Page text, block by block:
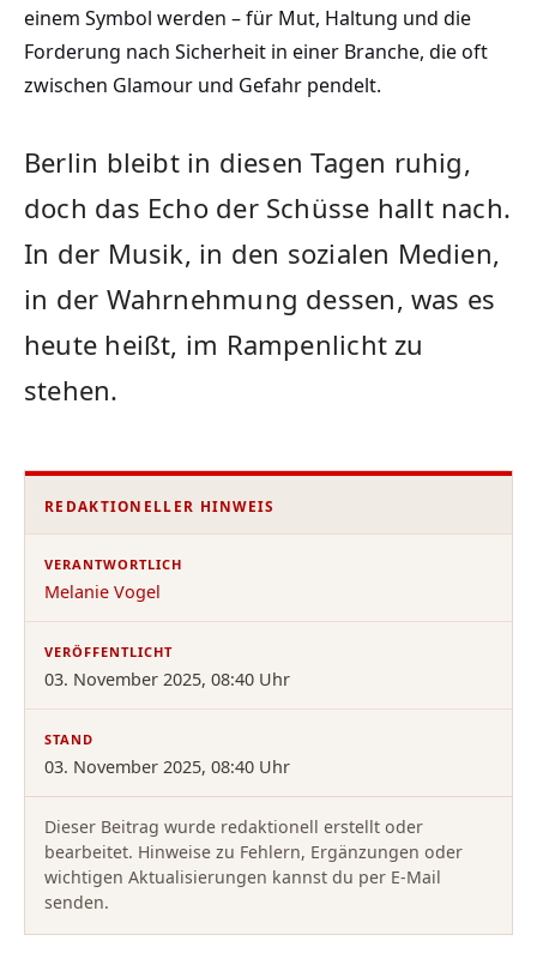
einem Symbol werden – für Mut, Haltung und die
Forderung nach Sicherheit in einer Branche, die oft
zwischen Glamour und Gefahr pendelt.
Berlin bleibt in diesen Tagen ruhig,
doch das Echo der Schüsse hallt nach.
In der Musik, in den sozialen Medien,
in der Wahrnehmung dessen, was es
heute heißt, im Rampenlicht zu
stehen.
REDAKTIONELLER HINWEIS
VERANTWORTLICH
Melanie Vogel
VERÖFFENTLICHT
03. November 2025, 08:40 Uhr
STAND
03. November 2025, 08:40 Uhr
Dieser Beitrag wurde redaktionell erstellt oder
bearbeitet. Hinweise zu Fehlern, Ergänzungen oder
wichtigen Aktualisierungen kannst du per E-Mail
senden.